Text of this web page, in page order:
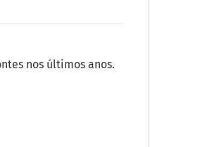
nos últimos anos.